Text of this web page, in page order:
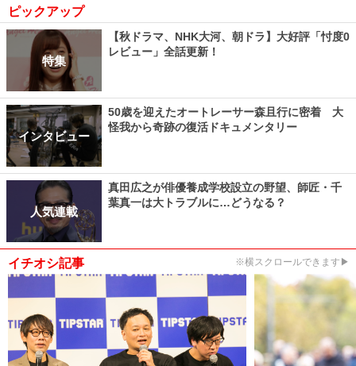
ピックアップ
特集
【秋ドラマ、NHK大河、朝ドラ】大好評「忖度0
レビュー」全話更新！
インタビュー
50歳を迎えたオートレーサー森且行に密着 大
怪我から奇跡の復活ドキュメンタリー
人気連載
真田広之が俳優養成学校設立の野望、師匠・千
葉真一は大トラブルに…どうなる？
イチオシ記事 ※横スクロールできます▶